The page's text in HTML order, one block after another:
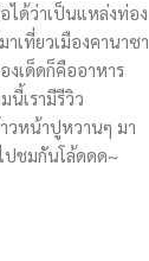
ได้ว่าเป็นแหล่งท่อง
เที่ยวเมืองคานาซา
งเด็ดก็คืออาหาร
นี้เรามีรีวิว
วหน้าปูหวานๆ มา
ปชมกันโล้ดดด~